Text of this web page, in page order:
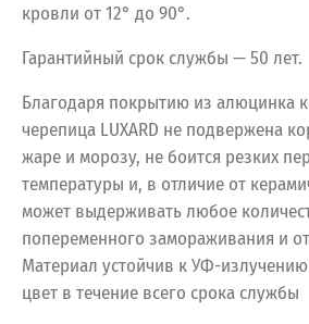
кровли от 12° до 90°.
Гарантийный срок службы — 50 лет.
Благодаря покрытию из алюцинка
черепица LUXARD не подвержена
жаре и морозу, не боится резких
температуры и, в отличие от
может выдерживать любое
попеременного замораживания и
Материал устойчив к УФ-излучению
цвет в течение всего срока службы